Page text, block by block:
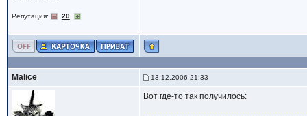
Репутация: 20
Malice 13.12.2006 21:33
Вот где-то так получилось: